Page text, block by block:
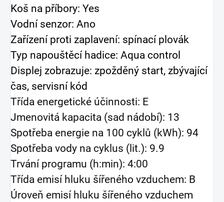
Koš na příbory: Yes
Vodní senzor: Ano
Zařízení proti zaplavení: spínací plovák
Typ napouštěcí hadice: Aqua control
Displej zobrazuje: zpožděný start, zbývající
čas, servisní kód
Třída energetické účinnosti: E
Jmenovitá kapacita (sad nádobí): 13
Spotřeba energie na 100 cyklů (kWh): 94
Spotřeba vody na cyklus (lit.): 9.9
Trvání programu (h:min): 4:00
Třída emisí hluku šířeného vzduchem: B
Úroveň emisí hluku šířeného vzduchem